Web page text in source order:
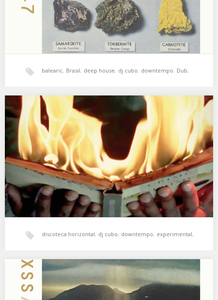
balearic, Brasil, deep house, dj cubo, downtempo, Dub,
electronica, experimental hala bedi trip-hop
ISdeO & Cubo | Discoteca Horizontal | Fahrenheit
451
Banda sonora de la sesión audiovisual de ISdeO & Cubo
celebrada en ZAS Kultur (17 marzo…
discoteca horizontal, dj cubo, downtempo, experimental,
ISdeO, psicodelia zas kultur
XSS238 | Cubo | Black Hole
Lost and found in the black hole 🌚 01. Hanut Munson – Shape of